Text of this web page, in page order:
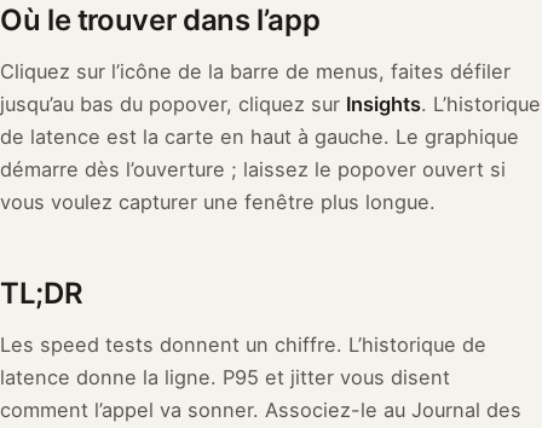
Où le trouver dans l’app
Cliquez sur l’icône de la barre de menus, faites défiler
jusqu’au bas du popover, cliquez sur Insights. L’historique
de latence est la carte en haut à gauche. Le graphique
démarre dès l’ouverture ; laissez le popover ouvert si
vous voulez capturer une fenêtre plus longue.
TL;DR
Les speed tests donnent un chiffre. L’historique de
latence donne la ligne. P95 et jitter vous disent
comment l’appel va sonner. Associez-le au Journal des